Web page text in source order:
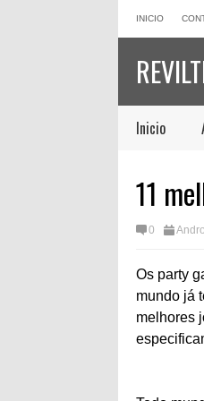
INICIO
Inicio
11
0
Os party
mundo já
melhores